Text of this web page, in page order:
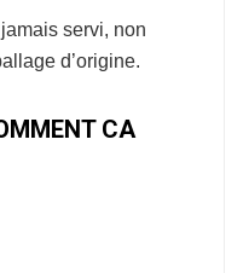
servi, non
d’origine.
CA